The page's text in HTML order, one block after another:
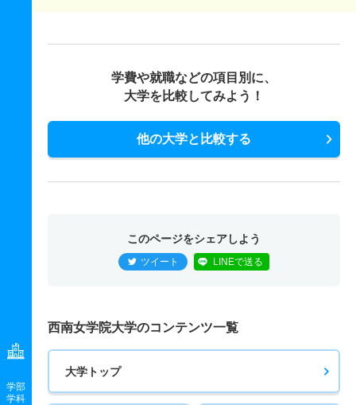
学部
学科
学費や就職などの項目別に、
大学を比較してみよう！
他の大学と比較する
このページをシェアしよう
ツイート LINEで送る
西南女学院大学のコンテンツ一覧
大学トップ